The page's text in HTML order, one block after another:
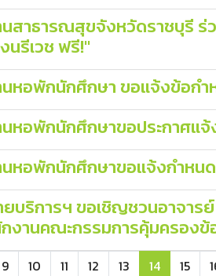
สาธารณสุขจังหวัดราชบุรี ร่
งนรีเวช ฟรี!"
หอพักนักศึกษา ขอแจ้งข้อก
หอพักนักศึกษาขอประกาศแจ้
หอพักนักศึกษาขอแจ้งกำหน
บริการฯ ขอเชิญชวนอาจาร
งานคณะกรรมการคุ้มครอง
9 10 11 12 13 14 15